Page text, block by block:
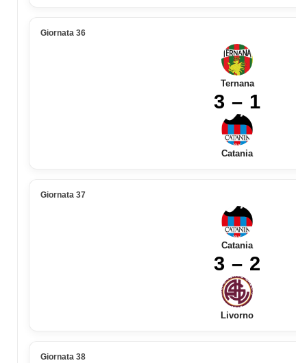
Giornata 36
Ternana
3 – 1
Catania
Giornata 37
Catania
3 – 2
Livorno
Giornata 38